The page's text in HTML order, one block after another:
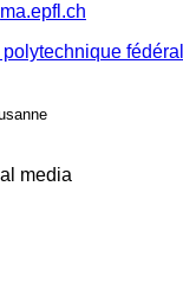
media